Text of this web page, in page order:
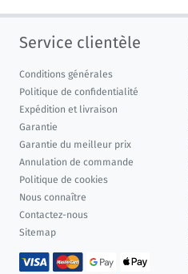
Service clientèle
Conditions générales
Politique de confidentialité
Expédition et livraison
Garantie
Garantie du meilleur prix
Annulation de commande
Politique de cookies
Nous connaître
Contactez-nous
Sitemap